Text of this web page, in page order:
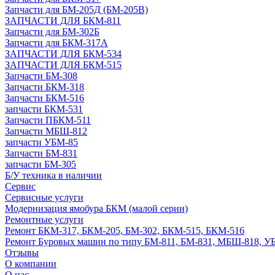
Запчасти для БМ-205Д (БМ-205В)
ЗАПЧАСТИ ДЛЯ БКМ-811
Запчасти для БМ-302Б
Запчасти для БКМ-317А
ЗАПЧАСТИ ДЛЯ БКМ-534
ЗАПЧАСТИ ДЛЯ БКМ-515
Запчасти БМ-308
Запчасти БКМ-318
Запчасти БКМ-516
запчасти БКМ-531
Запчасти ПБКМ-511
Запчасти МБШ-812
запчасти УБМ-85
Запчасти БМ-831
запчасти БМ-305
Б/У техника в наличии
Сервис
Сервисные услуги
Модернизация ямобура БКМ (малой серии)
Ремонтные услуги
Ремонт БКМ-317, БКМ-205, БМ-302, БКМ-515, БКМ-516
Ремонт Буровых машин по типу БМ-811, БМ-831, МБШ-818,
Отзывы
О компании